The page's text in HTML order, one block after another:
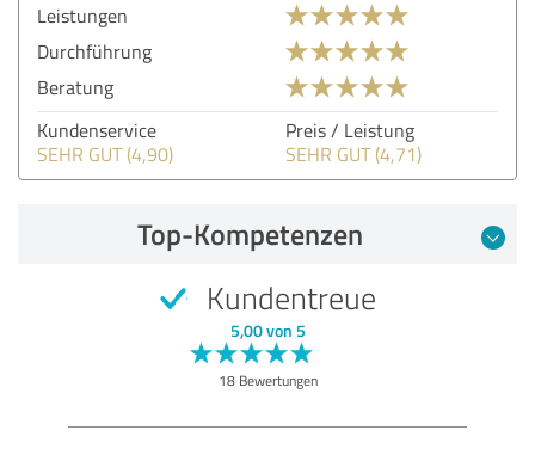
Leistungen
Durchführung
Beratung
Kundenservice
SEHR GUT (4,90)
Preis / Leistung
SEHR GUT (4,71)
Top-Kompetenzen
Kundentreue
5,00 von 5
18 Bewertungen